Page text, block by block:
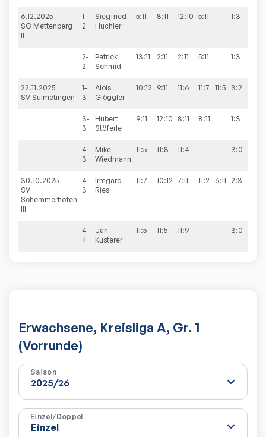
6.12.2025
SG Mettenberg
II
1-
2
Siegfried
Huchler
5:11 8:11 12:10 5:11 1:3
2-
2
Patrick
Schmid
13:11 2:11 2:11 5:11 1:3
22.11.2025
SV Sulmetingen
1-
3
Alois
Glöggler
10:12 9:11 11:6 11:7 11:5 3:2
3-
3
Hubert
Stöferle
9:11 12:10 8:11 8:11 1:3
4-
3
Mike
Wiedmann
11:5 11:8 11:4 3:0
30.10.2025
SV
Schemmerhofen
III
4-
3
Irmgard
Ries
11:7 10:12 7:11 11:2 6:11 2:3
4-
4
Jan
Kusterer
11:5 11:5 11:9 3:0
Erwachsene, Kreisliga A, Gr. 1
(Vorrunde)
Saison
Einzel/Doppel